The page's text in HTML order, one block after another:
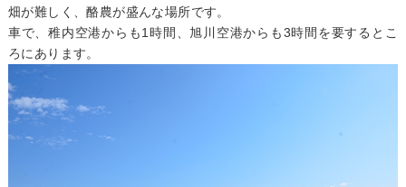
畑が難しく、酪農が盛んな場所です。
車で、稚内空港からも1時間、旭川空港からも3時間を要するとこ
ろにあります。